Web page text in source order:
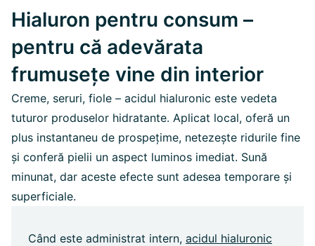
Hialuron pentru consum –
pentru că adevărata
frumusețe vine din interior
Creme, seruri, fiole – acidul hialuronic este vedeta
tuturor produselor hidratante. Aplicat local, oferă un
plus instantaneu de prospețime, netezește ridurile fine
și conferă pielii un aspect luminos imediat. Sună
minunat, dar aceste efecte sunt adesea temporare și
superficiale.
Când este administrat intern, acidul hialuronic